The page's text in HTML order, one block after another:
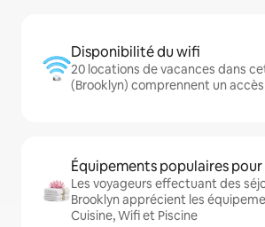
Disponibilité du wifi
20 locations de vacances dans
(Brooklyn) comprennent un
Équipements populaires pour
Les voyageurs effectuant des
Brooklyn apprécient les
Cuisine, Wifi et Piscine